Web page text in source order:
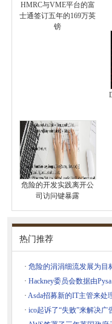
HMRC与VME平台的富
士通签订五年的169万英
镑
危险的开发实践离开公
司访问键暴露
热门推荐
· 危险的涓涓细流发展为目
· Hackney委员会数据由
· Asda招募新的IT主管来处
· ico起诉了“失败”来解决广